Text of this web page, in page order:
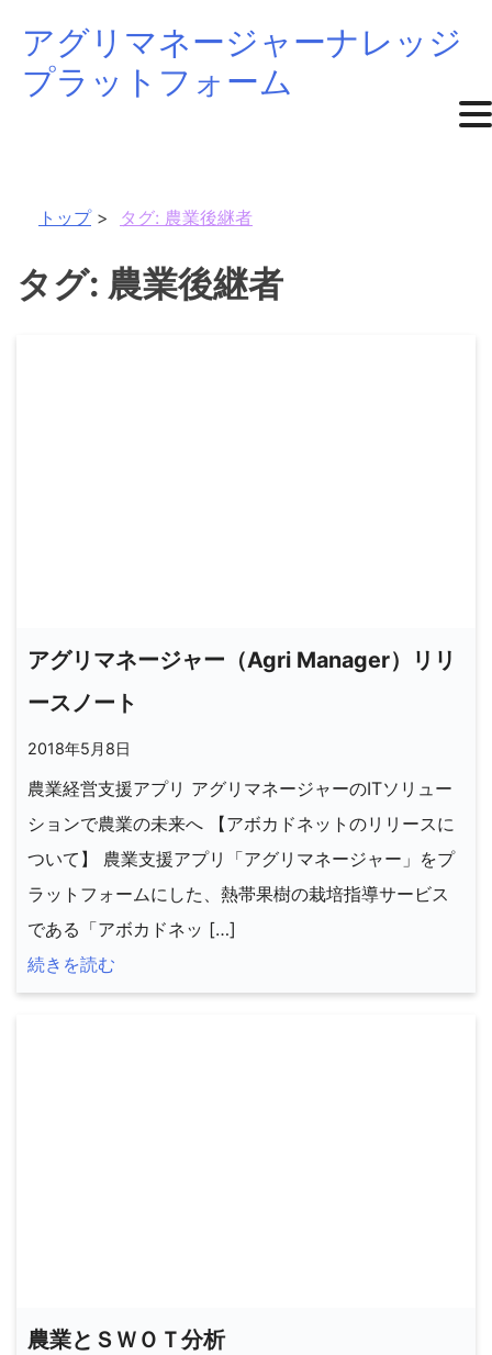
Skipアグリマネージャーナレッジ
プラットフォーム
トップ タグ: 農業後継者
タグ: 農業後継者
アグリマネージャー（Agri Manager）リリ
ースノート
2018年5月8日
農業経営支援アプリ アグリマネージャーのITソリュー
ションで農業の未来へ 【アボカドネットのリリースに
ついて】 農業支援アプリ「アグリマネージャー」をプ
ラットフォームにした、熱帯果樹の栽培指導サービス
である「アボカドネッ […]
続きを読む
農業とＳＷＯＴ分析